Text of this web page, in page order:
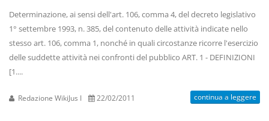
Determinazione, ai sensi dell'art. 106, comma 4, del decreto legislativo
1° settembre 1993, n. 385, del contenuto delle attività indicate nello
stesso art. 106, comma 1, nonché in quali circostanze ricorre l'esercizio
delle suddette attività nei confronti del pubblico ART. 1 - DEFINIZIONI
[1....
Redazione WikiJus I 22/02/2011 continua a leggere